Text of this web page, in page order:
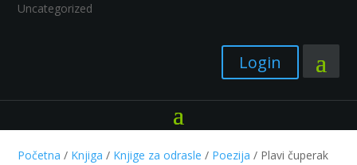
Uncategorized
Login
Početna / Knjiga / Knjige za odrasle / Poezija / Plavi čuperak